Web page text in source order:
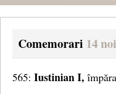
Comemorari 14
565: Iustinian I,